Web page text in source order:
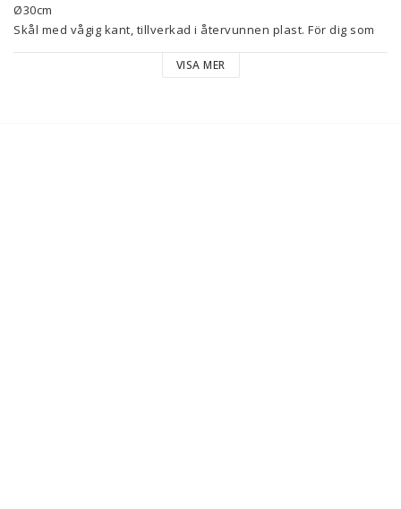
Ø30cm
Skål med vågig kant, tillverkad i återvunnen plast. För dig som
vill inreda med dekorationer, växter och ljus.
VISA MER